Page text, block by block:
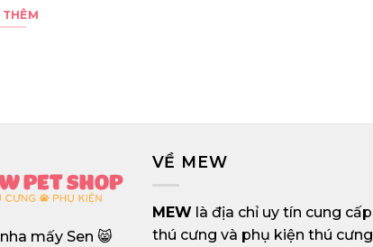
nha mấy Sen 😸
VỀ MEW
MEW là địa chỉ uy tín cung cấp
thú cưng và phụ kiện thú cưng